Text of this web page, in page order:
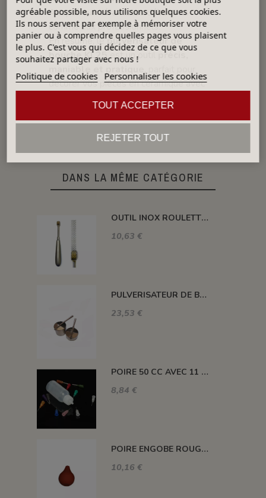
Adapté aux céramistes débutants
comme aux professionnels.
En résumé, lepulvérisateur de
bouche KL25est un outil
précis,
décorer vos pièces en céramique avec
contrôle complet du débit
DANS LA MÊME CATÉGORIE
OUTIL INOX ROULETTE BRONZE LARG.9.5 MM
10,63 €
PULVERISATEUR DE BOUCHE AVEC RESERVOIR 250 ML
23,53 €
POIRE 50 CC AVEC 11 EMBOUTS - POIRE11
8,84 €
POIRE ENGOBE ROUGE MEDIUM 90 CC
10,16 €
agréable possible, nous utilisons quelques cookies.
Ils nous servent par exemple à mémoriser votre
panier ou à comprendre quelles pages vous plaisent
le plus. C'est vous qui décidez de ce que vous
souhaitez partager avec nous !
Politique de cookies Personnaliser les cookies
REJETER TOUT
TOUT ACCEPTER